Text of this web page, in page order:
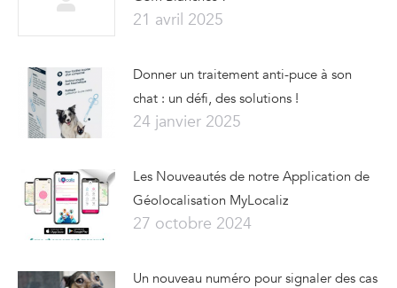
21 avril 2025
Donner un traitement anti-puce à son
chat : un défi, des solutions !
24 janvier 2025
Les Nouveautés de notre Application de
Géolocalisation MyLocaliz
27 octobre 2024
Un nouveau numéro pour signaler des cas